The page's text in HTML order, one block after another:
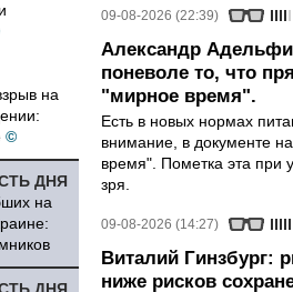
на
©
ДНЯ
на
09-08-2026 (22:39)
Александр
поневоле то, что
"мирное время".
Есть в новых нормах
внимание, в документе
время". Пометка эта при
зря.
09-08-2026 (14:27)
Виталий Гинзбург:
ниже рисков